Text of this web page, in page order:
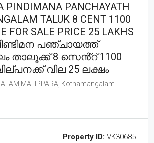
PINDIMANA PANCHAYATH
TALUK 8 CENT 1100
FOR SALE PRICE 25 LAKHS
പിണ്ടിമന പഞ്ചായത്ത്
താലൂക്ക് 8 സെൻ്റ് 1100
വില 25 ലക്ഷം
Kothamangalam
Property ID: VK30685